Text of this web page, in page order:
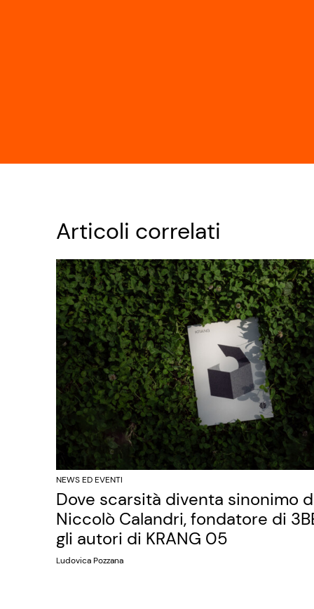
Articoli correlati
NEWS ED EVENTI
Dove scarsità diventa sinonimo
Niccolò Calandri, fondatore di
gli autori di KRANG 05
Ludovica Pozzana